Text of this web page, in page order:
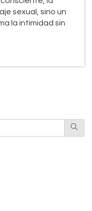
sexual, sino un
la intimidad sin